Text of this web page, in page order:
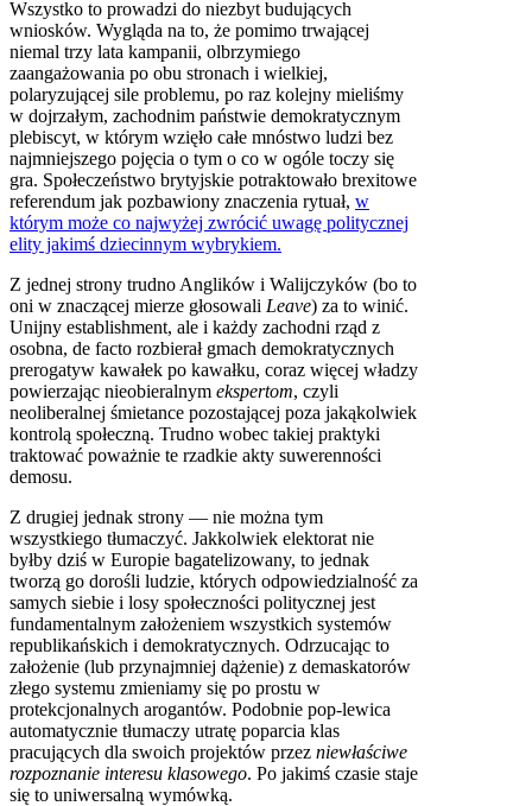
Wszystko to prowadzi do niezbyt budujących
wniosków. Wygląda na to, że pomimo trwającej
niemal trzy lata kampanii, olbrzymiego
zaangażowania po obu stronach i wielkiej,
polaryzującej sile problemu, po raz kolejny mieliśmy
w dojrzałym, zachodnim państwie demokratycznym
plebiscyt, w którym wzięło całe mnóstwo ludzi bez
najmniejszego pojęcia o tym o co w ogóle toczy się
gra. Społeczeństwo brytyjskie potraktowało brexitowe
referendum jak pozbawiony znaczenia rytuał, w
którym może co najwyżej zwrócić uwagę politycznej
elity jakimś dziecinnym wybrykiem.
Z jednej strony trudno Anglików i Walijczyków (bo to
oni w znaczącej mierze głosowali Leave) za to winić.
Unijny establishment, ale i każdy zachodni rząd z
osobna, de facto rozbierał gmach demokratycznych
prerogatyw kawałek po kawałku, coraz więcej władzy
powierzając nieobieralnym ekspertom, czyli
neoliberalnej śmietance pozostającej poza jakąkolwiek
kontrolą społeczną. Trudno wobec takiej praktyki
traktować poważnie te rzadkie akty suwerenności
demosu.
Z drugiej jednak strony — nie można tym
wszystkiego tłumaczyć. Jakkolwiek elektorat nie
byłby dziś w Europie bagatelizowany, to jednak
tworzą go dorośli ludzie, których odpowiedzialność za
samych siebie i losy społeczności politycznej jest
fundamentalnym założeniem wszystkich systemów
republikańskich i demokratycznych. Odrzucając to
założenie (lub przynajmniej dążenie) z demaskatorów
złego systemu zmieniamy się po prostu w
protekcjonalnych arogantów. Podobnie pop-lewica
automatycznie tłumaczy utratę poparcia klas
pracujących dla swoich projektów przez niewłaściwe
rozpoznanie interesu klasowego. Po jakimś czasie staje
się to uniwersalną wymówką.